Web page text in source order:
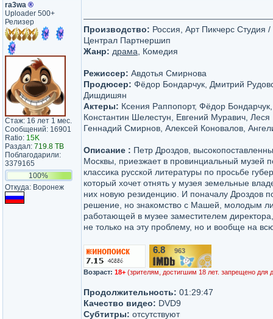
ra3wa ®
Uploader 500+
Релизер
Стаж: 16 лет 1 мес.
Сообщений: 16901
Ratio: 15K
Раздал: 719.8 TB
Поблагодарили:
3379165
100%
Откуда: Воронеж
Производство: Россия, Арт Пикчерс Студия
Централ Партнершип
Жанр: драма , Комедия
Режиссер: Авдотья Смирнова
Продюсер: Фёдор Бондарчук, Дмитрий
Дишдишян
Актеры: Ксения Раппопорт, Фёдор
Константин Шелестун, Евгений Муравич,
Геннадий Смирнов, Алексей Коновалов,
Описание : Петр Дроздов,
Москвы, приезжает в провинциальный музей
классика русской литературы по просьбе
который хочет отнять у музея земельные
них новую резиденцию. И поначалу Дроздов
решение, но знакомство с Машей, молодым
работающей в музее заместителем
не только на эту проблему, но и вообще на
6.8 963
Возраст: 18+ (зрителям, достигшим 18 лет. запрещено для
Продолжительность: 01:29:47
Качество видео: DVD9
Субтитры: отсутствуют